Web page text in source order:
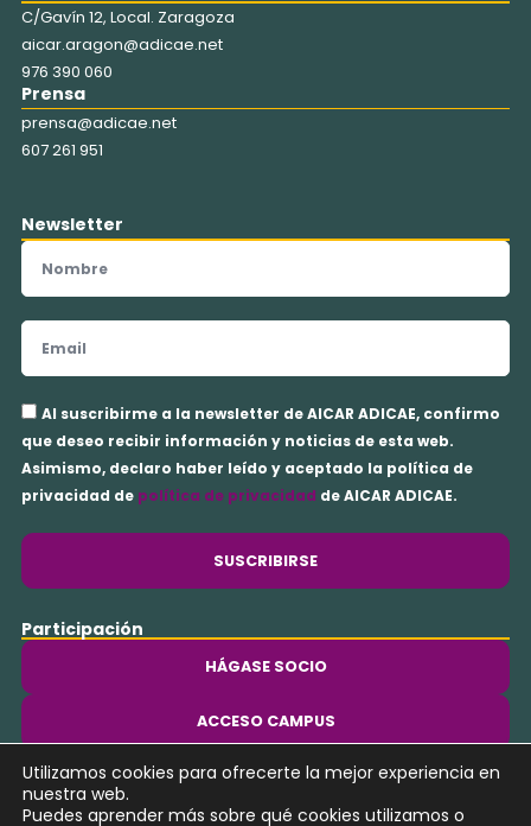
C/Gavín 12, Local. Zaragoza
aicar.aragon@adicae.net
976 390 060
Prensa
prensa@adicae.net
607 261 951
Newsletter
Nombre
Email
Aceptación
privacidad
Al suscribirme a la newsletter de AICAR ADICAE, confirmo
que deseo recibir información y noticias de esta web.
Asimismo, declaro haber leído y aceptado la política de
privacidad de política de privacidad de AICAR ADICAE.
SUSCRIBIRSE
Participación
HÁGASE SOCIO
ACCESO CAMPUS
o
Utilizamos cookies para ofrecerte la mejor experiencia en
nuestra web.
Puedes aprender más sobre qué cookies utilizamos o